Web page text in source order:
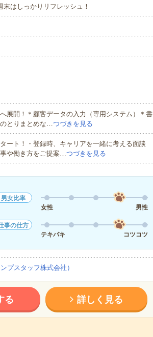
はしっかりリフレッシュ！
展開！＊顧客データの入力（専用システム）＊書
とりまとめな…つづきを見る
ート！・登録時、キャリアを一緒に考える面談
事や働き方をご提案…つづきを見る
男女比率
女性
男性
事の仕方
テキパキ
コツコツ
プスタッフ株式会社）
る 詳しく見る